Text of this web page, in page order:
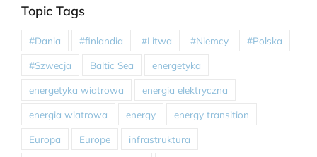
Topic Tags
#Dania #finlandia #Litwa #Niemcy #Polska
#Szwecja Baltic Sea energetyka
energetyka wiatrowa energia elektryczna
energia wiatrowa energy energy transition
Europa Europe infrastruktura